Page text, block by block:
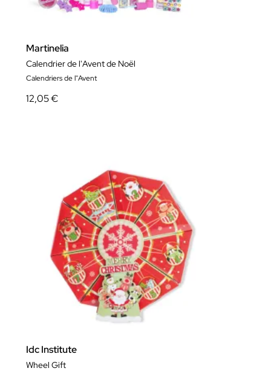
Martinelia
Calendrier de l'Avent de Noël
Calendriers de l''Avent
12,05 €
Idc Institute
Wheel Gift